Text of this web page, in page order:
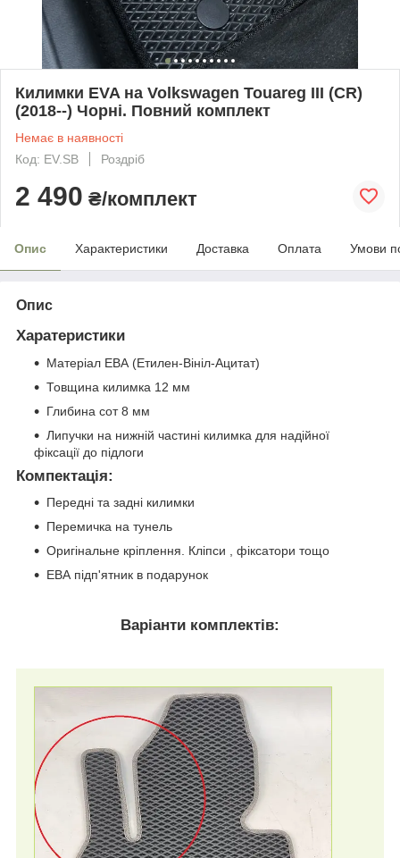
Килимки EVA на Volkswagen Touareg III (CR)
(2018--) Чорні. Повний комплект
Немає в наявності
Код: EV.SB
Роздріб
2 490 ₴/комплект
Опис Характеристики Доставка Оплата Умови
Опис
Харатеристики
Матеріал ЕВА (Етилен-Вініл-Ацитат)
Товщина килимка 12 мм
Глибина сот 8 мм
Липучки на нижній частині килимка для надійної
фіксації до підлоги
Компектація:
Передні та задні килимки
Перемичка на тунель
Оригінальне кріплення. Кліпси , фіксатори тощо
ЕВА підп'ятник в подарунок
Варіанти комплектів: